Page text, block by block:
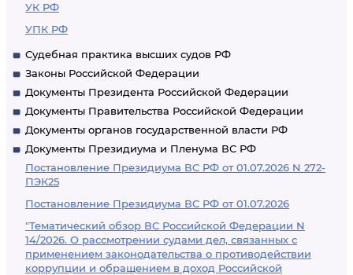
УК РФ
УПК РФ
Судебная практика высших судов РФ
Законы Российской Федерации
Документы Президента Российской Федерации
Документы Правительства Российской Федерации
Документы органов государственной власти РФ
Документы Президиума и Пленума ВС РФ
Постановление Президиума ВС РФ от 01.07.2026 N 272-
ПЭК25
Постановление Президиума ВС РФ от 01.07.2026
"Тематический обзор ВС Российской Федерации N
14/2026. О рассмотрении судами дел, связанных с
применением законодательства о противодействии
коррупции и обращением в доход Российской